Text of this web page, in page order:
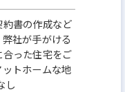
書の作成など
社が手がける
った住宅をご
トホームな地
し